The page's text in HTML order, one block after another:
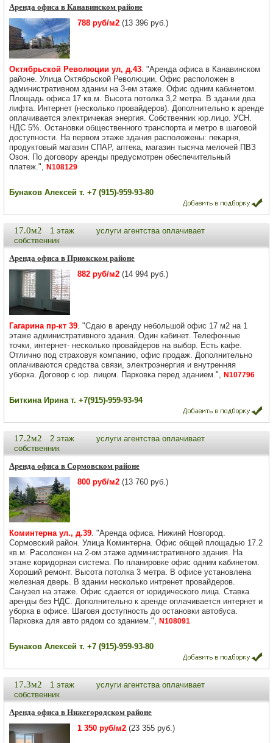
Аренда офиса в Канавинском районе
788 руб/м2 (13 396 руб.)
Октябрьской Революции ул, д.43. "Аренда офиса в Канавинском
районе. Улица Октябрьской Революции. Офис расположен в
административном здании на 3-ем этаже. Офис одним кабинетом.
Площадь офиса 17 кв.м. Высота потолка 3,2 метра. В здании два
лифта. Интернет (несколько провайдеров). Дополнительно к аренде
оплачивается электричекая энергия. Собственник юр.лицо. УСН.
НДС 5%. Остановки общественного транспорта и метро в шаговой
доступности. На первом этаже здания расположены: пекарня,
продуктовый магазин СПАР, аптека, магазин тысяча мелочей ПВЗ
Озон. По договору аренды предусмотрен обеспечительный
платеж.", N108129
Бунаков Алексей т. +7 (915)-959-93-80
17.0м2 1 этаж
услуги агентства оплачивает
собственник
Аренда офиса в Приокском районе
882 руб/м2 (14 994 руб.)
Гагарина пр-кт 39. "Сдаю в аренду небольшой офис 17 м2 на 1
этаже административного здания. Один кабинет. Телефонные
точки, интернет- несколько провайдеров на выбор. Есть кафе.
Отлично под страховуя компанию, офис продаж. Дополнительно
оплачиваются средства связи, электроэнергия и внутренняя
уборка. Договор с юр. лицом. Парковка перед зданием.", N107796
Биткина Ирина т. +7(915)-959-93-94
17.2м2 2 этаж
услуги агентства оплачивает
собственник
Аренда офиса в Сормовском районе
800 руб/м2 (13 760 руб.)
Коминтерна ул., д.39. "Аренда офиса. Нижинй Новгород.
Сормовский район. Улица Коминтерна. Офис общей площадью 17.2
кв.м. Расоложен на 2-ом этаже административного здания. На
этаже коридорная система. По планировке офис одним кабинетом.
Хороший ремонт. Высота потолка 3 метра. В офисе установлена
железная дверь. В здании несколько интренет провайдеров.
Санузел на этаже. Офис сдается от юридического лица. Ставка
аренды без НДС. Дополнительно к аренде оплачивается интернет и
уборка в офисе. Шаговя доступность до остановки автобуса.
Парковка для авто рядом со зданием.", N108091
Бунаков Алексей т. +7 (915)-959-93-80
17.3м2 1 этаж
услуги агентства оплачивает
собственник
Аренда офиса в Нижегородском районе
1 350 руб/м2 (23 355 руб.)